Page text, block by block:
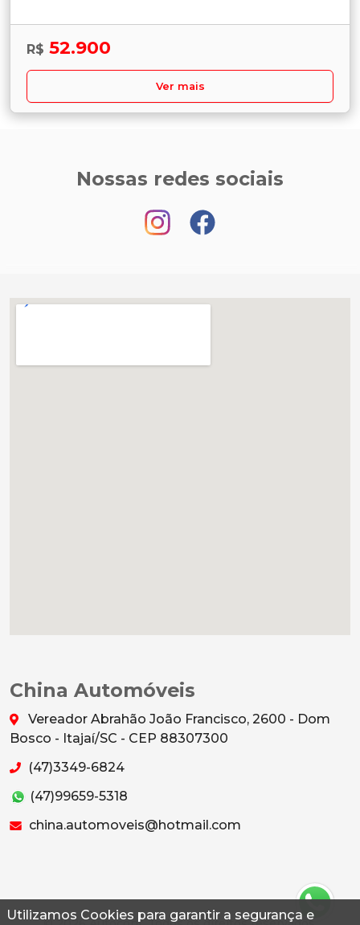
Utilizamos Cookies para garantir a segurança e
R$ 52.900
Ver mais
Nossas redes sociais
China Automóveis
Vereador Abrahão João Francisco, 2600 - Dom
Bosco - Itajaí/SC - CEP 88307300
(47)3349-6824
(47)99659-5318
china.automoveis@hotmail.com